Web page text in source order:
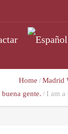
Home
Madrid
gente.
I am a